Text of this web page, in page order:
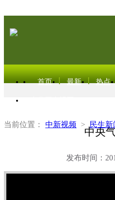
首页 最新 热点
当前位置： 中新视频 > 民生新
中央
发布时间：